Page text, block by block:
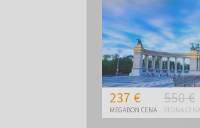
237 €
MEGABON CENA
550 €
REDNA CENA